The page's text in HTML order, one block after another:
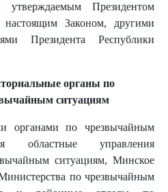
утверждаемым Президентом
настоящим Законом, другими
Президента Республики
органы по
ситуациям
органами по чрезвычайным
областные управления
ситуациям, Минское
по чрезвычайным